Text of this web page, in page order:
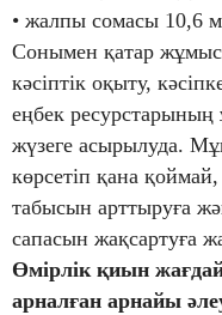
• жалпы сомасы 10,6
Сонымен қатар
кәсіптік оқыту,
еңбек
жүзеге асырылуда.
көрсетіп қана
табысын арттыруға
сапасын жақсартуға
Өмірлік қиын
арналған арнайы